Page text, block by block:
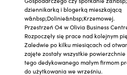
dziennikarką i blogerką mieszkającą
w&nbsp;Dolinie&nbsp;Krzemowej.
Przestrzeń O4 w Olivia Business
Rozpoczęły się prace nad kolejnym
Zaledwie po kilku miesiącach od
zajęte zostały wszystkie
tego dedykowanego małym firmom
do użytkowania we wrześniu.